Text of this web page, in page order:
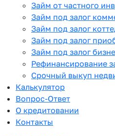
Займ от частного
Займ под залог
Займ под залог
Займ под залог
Займ под залог
Рефинансирование
Срочный выкуп
Калькулятор
Вопрос-Ответ
О кредитовании
Контакты